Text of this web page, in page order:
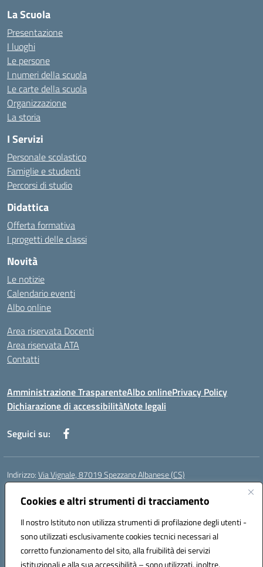
Cookies e altri strumenti di tracciamento
Il nostro Istituto non utilizza strumenti di profilazione degli utenti -
sono utilizzati esclusivamente cookies tecnici necessari al
corretto funzionamento del sito, alla fruibilità dei servizi
istituzionali e alla sua accessibilità – sono utilizzati, inoltre,
La Scuola
Presentazione
I luoghi
Le persone
I numeri della scuola
Le carte della scuola
Organizzazione
La storia
I Servizi
Personale scolastico
Famiglie e studenti
Percorsi di studio
Didattica
Offerta formativa
I progetti delle classi
Novità
Le notizie
Calendario eventi
Albo online
Area riservata Docenti
Area riservata ATA
Contatti
Amministrazione TrasparenteAlbo onlinePrivacy Policy
Dichiarazione di accessibilitàNote legali
Seguici su:
Indirizzo:Via Vignale, 87019 Spezzano Albanese (CS)
Centralino:
Posta elettronica certificata (PEC):csic878003@pec.istruzione.it
Codice fiscale: 94018300783
Codice meccanografico:CSIC878003
Codice Indice delle Pubbliche Amministrazioni (IPA): istsc_csic878003
Codice unico di fatturazione (CUF): UFK2HU